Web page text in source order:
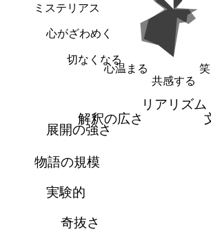
共感する
心温まる
切なくなる
心がざわめく
ミステリアス
リアリズム
奇抜さ
実験的
物語の規模
展開の強さ
解釈の広さ